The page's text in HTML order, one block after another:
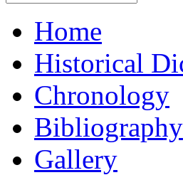
Home
Historical
Chronology
Bibliography
Gallery